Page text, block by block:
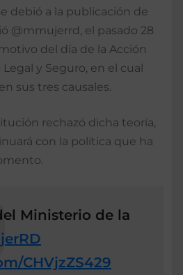
debió a la publicación de
@mmujerrd, el pasado 28
del día de la Acción
y Seguro, en el cual
sus tres causales.
rechazó dicha teoría,
con la política que ha
Ministerio de la
CHVjzZS429